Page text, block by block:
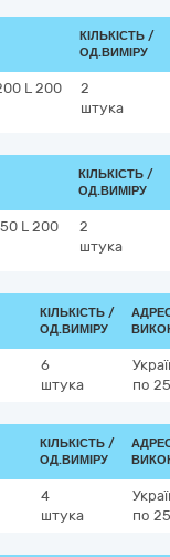
КІЛЬКІСТЬ /
ОД.ВИМІРУ
L 200
2
штука
КІЛЬКІСТЬ /
ОД.ВИМІРУ
L 200
2
штука
КІЛЬКІСТЬ /
ОД.ВИМІРУ
6
штука
по
КІЛЬКІСТЬ /
ОД.ВИМІРУ
4
штука
по